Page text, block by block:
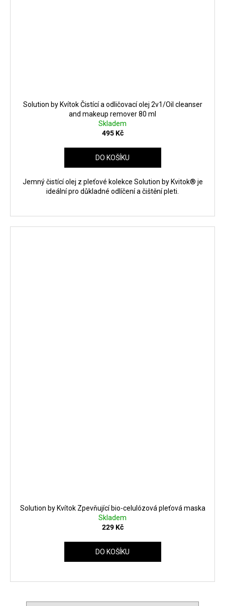
Solution by Kvítok Čistící a odličovací olej 2v1/Oil cleanser
and makeup remover 80 ml
Skladem
495 Kč
DO KOŠÍKU
Jemný čistící olej z pleťové kolekce Solution by Kvitok® je
ideální pro důkladné odlíčení a čištění pleti.
Solution by Kvítok Zpevňující bio-celulózová pleťová maska
Skladem
229 Kč
DO KOŠÍKU